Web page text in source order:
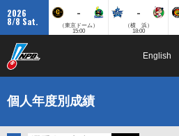
2026
8/8 Sat.
-
（東京ドーム）
15:00
-
（横 浜）
18:00
English
個人年度別成績